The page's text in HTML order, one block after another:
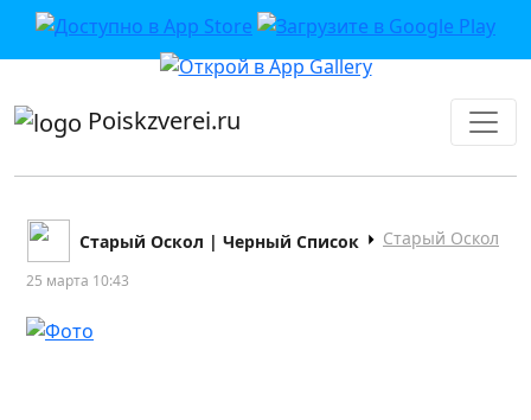
приложении или в VK">
Poiskzverei.ru
Старый Оскол | Черный Список Старый Оскол
25 марта 10:43